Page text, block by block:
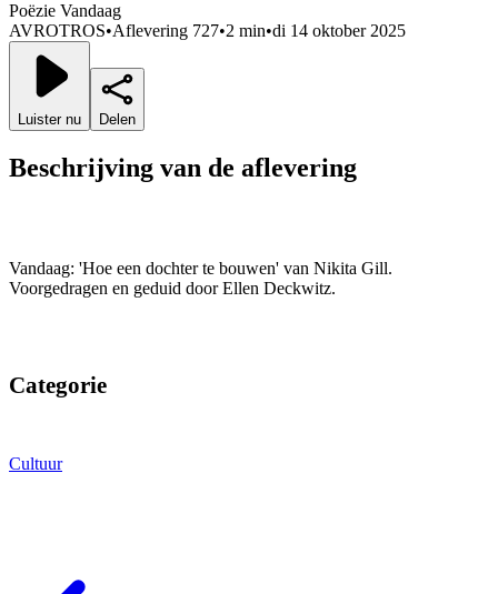
Poëzie Vandaag
AVROTROS•Aflevering 727•2 min•di 14 oktober 2025
Luister nu Delen
Beschrijving van de aflevering
Vandaag: 'Hoe een dochter te bouwen' van Nikita Gill.
Voorgedragen en geduid door Ellen Deckwitz.
Categorie
Cultuur